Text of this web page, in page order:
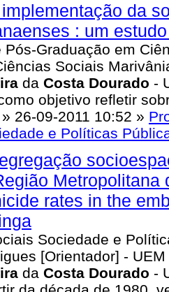
da
: um
Pós-Graduação em
Sociais
da Costa Dourado -
objetivo refletir
» 26-09-2011 10:52 »
e Políticas
Metropolitana
rates in the
Sociedade e
[Orientador] -
da Costa Dourado -